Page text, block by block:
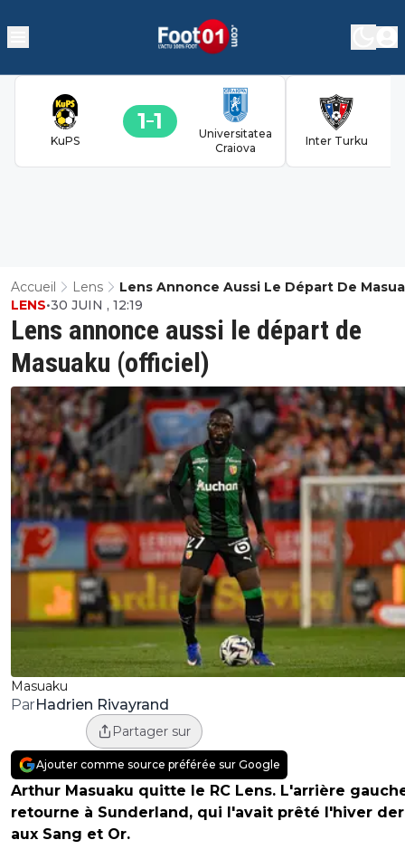
KuPS
1 1
Universitatea
Craiova
Inter Turku
Accueil Lens
Lens Annonce Aussi Le Départ De
(officiel)
Masuaku
Lens annonce aussi le départ de
Masuaku (officiel)
LENS•30 JUIN , 12:19
ParHadrien Rivayrand
Partager sur
Ajouter comme source préférée sur Google
Arthur Masuaku quitte le RC Lens. L'arrière
retourne à Sunderland, qui l'avait prêté l'hiver
aux Sang et Or.